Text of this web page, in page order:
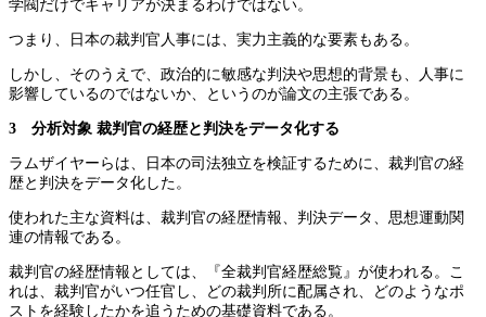
学閥だけでキャリアが決まるわけではない。
つまり、日本の裁判官人事には、実力主義的な要素もある。
しかし、そのうえで、政治的に敏感な判決や思想的背景も、人事に
影響しているのではないか、というのが論文の主張である。
3 分析対象 裁判官の経歴と判決をデータ化する
ラムザイヤーらは、日本の司法独立を検証するために、裁判官の経
歴と判決をデータ化した。
使われた主な資料は、裁判官の経歴情報、判決データ、思想運動関
連の情報である。
裁判官の経歴情報としては、『全裁判官経歴総覧』が使われる。こ
れは、裁判官がいつ任官し、どの裁判所に配属され、どのようなポ
ストを経験したかを追うための基礎資料である。